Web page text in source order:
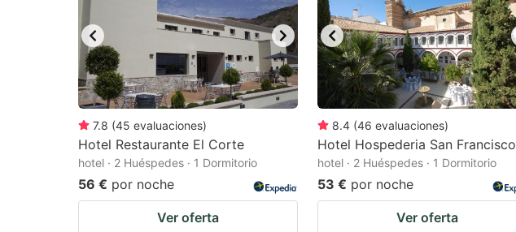
7.8 (45 evaluaciones)
Hotel Restaurante El Corte
hotel · 2 Huéspedes · 1 Dormitorio
56 € por noche
Ver oferta
8.4 (46 evaluaciones)
Hotel Hospederia San Francisco
hotel · 2 Huéspedes · 1 Dormitorio
53 € por noche
Ver oferta